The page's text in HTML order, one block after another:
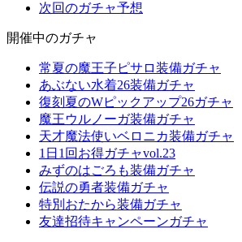
次回のガチャ予想
開催中のガチャ
常夏の魔王子ピサロ装備ガチャ
あぶない水着26装備ガチャ
復刻夏のWピックアップ26ガチャ
魔王ウルノーガ装備ガチャ
天才魔法使いベロニカ装備ガチャ
1日1回お得ガチャvol.23
みずのはごろも装備ガチャ
伝説の勇者装備ガチャ
特別おたから装備ガチャ
友達招待キャンペーンガチャ